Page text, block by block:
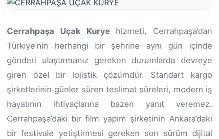
Cerrahpaşa Uçak Kuryehizmeti, Cerrahpaşa’dan
Türkiye’nin herhangi bir şehrine aynı gün içinde
gönderi ulaştırmanız gereken durumlarda devreye
giren özel bir lojistik çözümdür. Standart kargo
şirketlerinin günler süren teslimat süreleri, modern iş
hayatının ihtiyaçlarına bazen yanıt veremez.
Cerrahpaşa’daki bir film yapım şirketinin Ankara’daki
bir festivale yetiştirmesi gereken son sürüm dijital